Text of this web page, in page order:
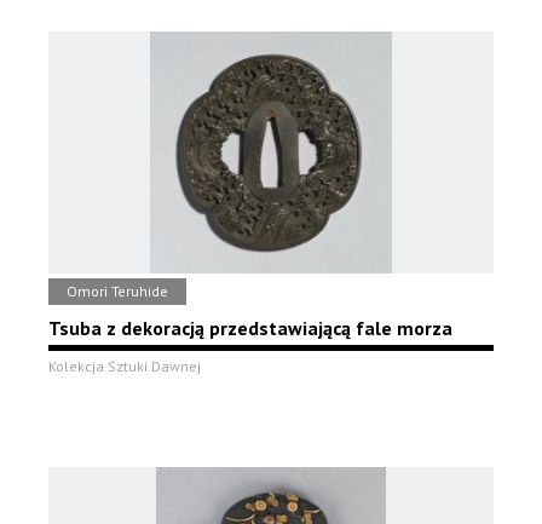
Omori Teruhide
Tsuba z dekoracją przedstawiającą fale morza
Kolekcja Sztuki Dawnej